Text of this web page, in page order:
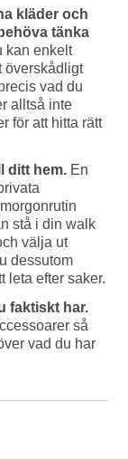
kläder och
tänka
kan enkelt
överskådligt
vad du
alltså inte
för att hitta rätt
ditt hem. En
stå i din walk
välja ut
dessutom
leta efter saker.
faktiskt har.
så
vad du har